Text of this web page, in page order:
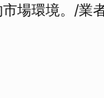
場環境。/業